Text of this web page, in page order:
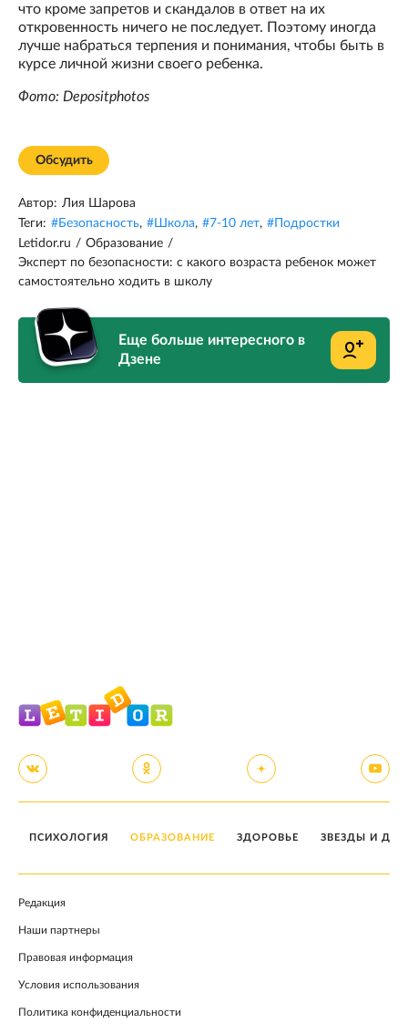
что кроме запретов и скандалов в ответ на их
откровенность ничего не последует. Поэтому иногда
лучше набраться терпения и понимания, чтобы быть в
курсе личной жизни своего ребенка.
Фото: Depositphotos
Обсудить
Автор: Лия Шарова
Теги: #Безопасность, #Школа, #7-10 лет, # Подростки
Letidor.ru / Образование /
Эксперт по безопасности: с какого возраста ребенок может
самостоятельно ходить в школу
Еще больше интересного в
Дзене
ПСИХОЛОГИЯ ОБРАЗОВАНИЕ ЗДОРОВЬЕ ЗВЕЗДЫ И
Редакция
Наши партнеры
Правовая информация
Условия использования
Политика конфиденциальности